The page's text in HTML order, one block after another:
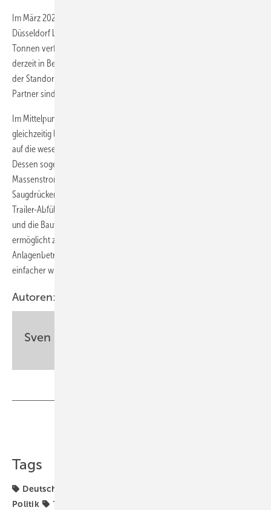
Im März 2024 hat der Bau einer Hochleistungswasserstofftankstelle in
Düsseldorf begonnen, die über eine Tageskapazität von über fünf
Tonnen verfügen wird – das ist mehr als die zehnfache Kapazität
derzeit in Betrieb befindlicher H
der Standorte, die vor vier, fünf Jahren errichtet wurden. Beteiligte
Partner sind neben H2 Mobility sowohl Hoerbiger als auch Ariel.
Im Mittelpunkt dieser neuen Station steht ein kompakter und
gleichzeitig leistungsstarker Verdichter, der nach Herstellerangaben
auf die wesentlichen Kundenbedürfnisse der H
Dessen sogenanntes eHydroCOM-System ermöglicht einen
Massenstrom von über 250 kg/h bei sowohl niedrigen als auch hohen
Saugdrücken, so dass es ideal für Heavy-Duty-Tankstellen oder
Trailer-Abfüllanlagen geeignet ist. Der hohe Standardisierungsgrad
und die Bauweise mit kompaktem und platzsparenden Packaging
ermöglicht zudem eine schnelle Skalierbarkeit, wodurch für die
Anlagenbetreiber die Erreichung ihrer Total-Cost-of-Ownership-Ziele
einfacher wird.
Autoren:
Sven Geitmann
Tags
Deutschland
Politik
Tankstellen